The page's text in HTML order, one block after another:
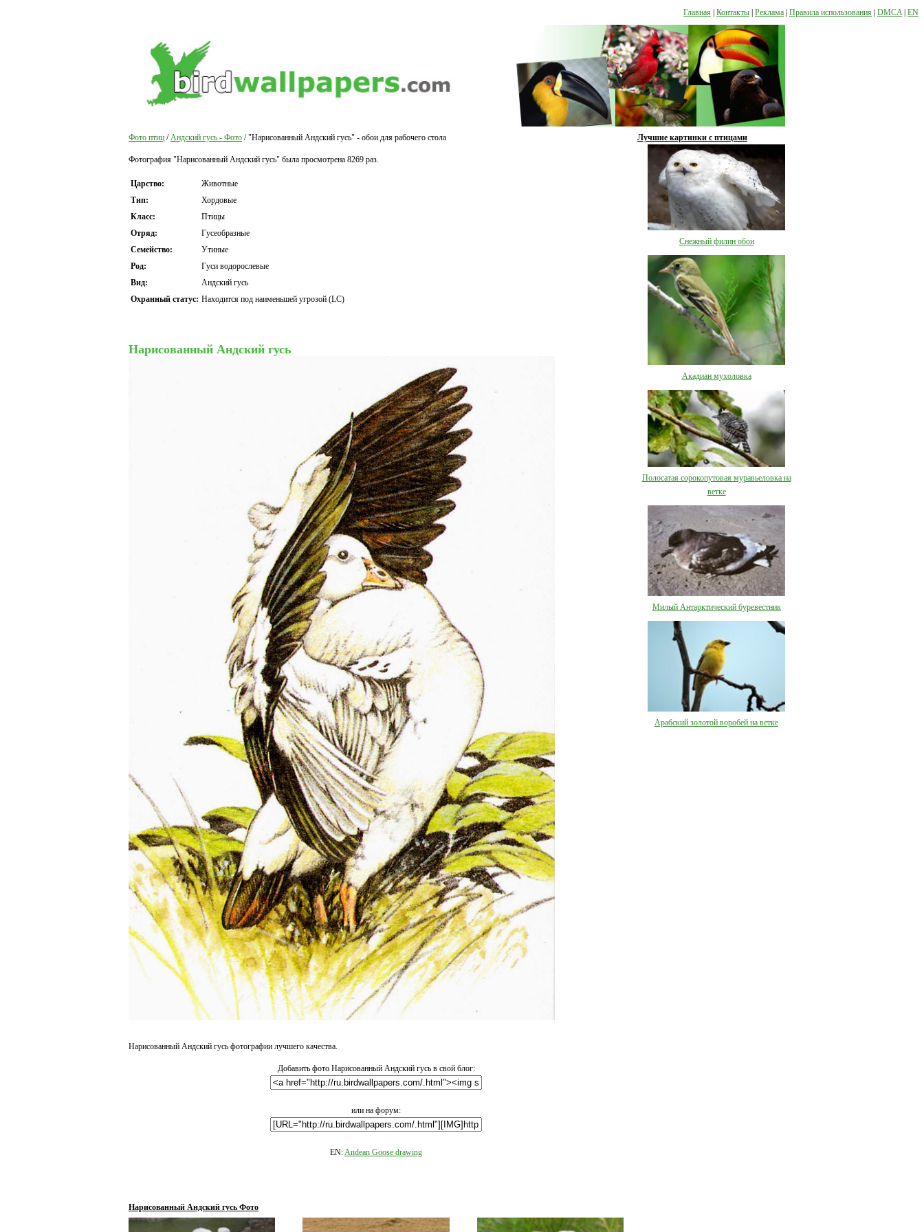
Главная Контакты Реклама Правила использования DMCA EN
Фото птиц / Андский гусь - Фото / "Нарисованный Андский гусь" - обои для рабочего стола
Фотография "Нарисованный Андский гусь" была просмотрена 8269 раз.
Царство:
Животные
Тип:
Хордовые
Класс:
Птицы
Отряд:
Гусеобразные
Семейство:
Утиные
Род:
Гуси водорослевые
Вид:
Андский гусь
Охранный статус: Находится под наименьшей угрозой (LC)
Нарисованный Андский гусь
Нарисованный Андский гусь фотографии лучшего качества.
Добавить фото Нарисованный Андский гусь в свой блог:
или на форум:
EN:Andean Goose drawing
Нарисованный Андский гусь Фото
Лучшие картинки с птицами
Снежный филин обои
Акадиан мухоловка
Полосатая сорокопутовая муравьеловка на
ветке
Милый Антарктический буревестник
Арабский золотой воробей на ветке